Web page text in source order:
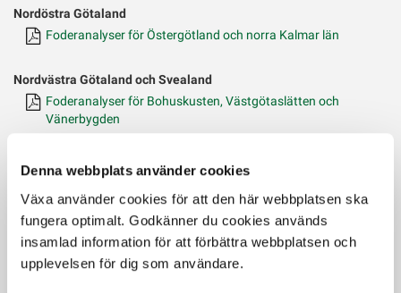
Denna webbplats använder cookies
Växa använder cookies för att den här webbplatsen ska
fungera optimalt. Godkänner du cookies används
insamlad information för att förbättra webbplatsen och
upplevelsen för dig som användare.
Nordöstra Götaland
Foderanalyser för Östergötland och norra Kalmar län
Nordvästra Götaland och Svealand
Foderanalyser för Bohuskusten, Västgötaslätten och
Vänerbygden
Mälar- Hjälmarbygden
Uppland
Norra Svealand och Södra Norrland
Foderanalyser för sydöstra Dalarna och södra Gästrikland